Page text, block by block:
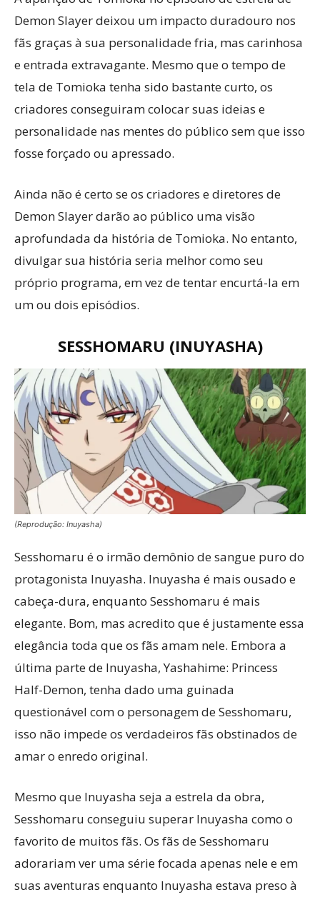
Demon Slayer deixou um impacto duradouro nos
fãs graças à sua personalidade fria, mas carinhosa
e entrada extravagante. Mesmo que o tempo de
tela de Tomioka tenha sido bastante curto, os
criadores conseguiram colocar suas ideias e
personalidade nas mentes do público sem que isso
fosse forçado ou apressado.
Ainda não é certo se os criadores e diretores de
Demon Slayer darão ao público uma visão
aprofundada da história de Tomioka. No entanto,
divulgar sua história seria melhor como seu
próprio programa, em vez de tentar encurtá-la em
um ou dois episódios.
SESSHOMARU (INUYASHA)
(Reprodução: Inuyasha)
Sesshomaru é o irmão demônio de sangue puro do
protagonista Inuyasha. Inuyasha é mais ousado e
cabeça-dura, enquanto Sesshomaru é mais
elegante. Bom, mas acredito que é justamente essa
elegância toda que os fãs amam nele. Embora a
última parte de Inuyasha, Yashahime: Princess
Half-Demon, tenha dado uma guinada
questionável com o personagem de Sesshomaru,
isso não impede os verdadeiros fãs obstinados de
amar o enredo original.
Mesmo que Inuyasha seja a estrela da obra,
Sesshomaru conseguiu superar Inuyasha como o
favorito de muitos fãs. Os fãs de Sesshomaru
adorariam ver uma série focada apenas nele e em
suas aventuras enquanto Inuyasha estava preso à